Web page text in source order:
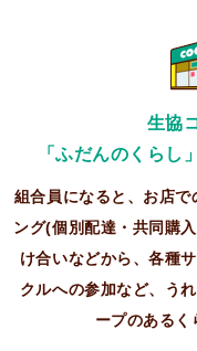
生協
「ふだんのくらし
組合員になると、お店
ング(個別配達・共同購
け合いなどから、各種
クルへの参加など、う
ープのあるく